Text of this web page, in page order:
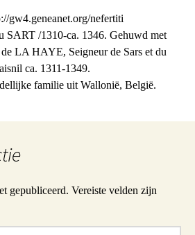
gw4.geneanet.org/nefertiti
SART /1310-ca. 1346. Gehuwd met
LA HAYE, Seigneur de Sars et du
ca. 1311-1349.
familie uit Wallonië, België.
gepubliceerd. Vereiste velden zijn